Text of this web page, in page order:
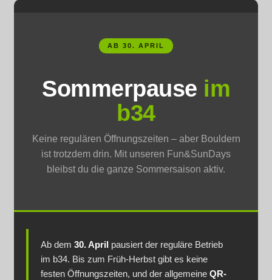
Bestellung bestätigen & absenden
Impressum
Nutzungsbedingungen
Vertrag widerrufen
AB 30. APRIL
Sommerpause im
b34
Keine regulären Öffnungszeiten – aber Bouldern
ist trotzdem drin. Mit unseren Fun&SunDays
bleibst du die ganze Sommersaison aktiv.
Ab dem 30. April pausiert der reguläre Betrieb
im b34. Bis zum Früh-Herbst gibt es keine
festen Öffnungszeiten, und der allgemeine QR-